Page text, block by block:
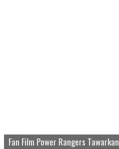
Fan Film Power Rangers Tawarkan